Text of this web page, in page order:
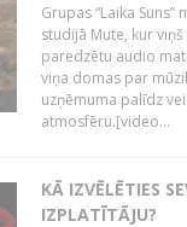
Grupas “Laika
studijā Mute, kur
paredzētu audio
viņa domas par
uzņēmuma palīdz
atmosfēru.[video...
KĀ IZVĒLĒTIES
IZPLATĪTĀJU?